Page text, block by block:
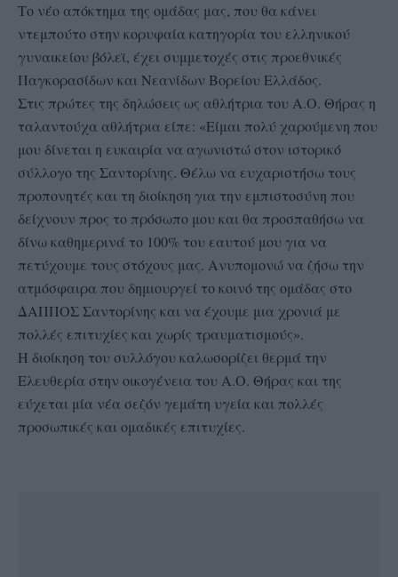
Το νέο απόκτημα της ομάδας μας, που θα κάνει
ντεμπούτο στην κορυφαία κατηγορία του ελληνικού
γυναικείου βόλεϊ, έχει συμμετοχές στις προεθνικές
Παγκορασίδων και Νεανίδων Βορείου Ελλάδος.
Στις πρώτες της δηλώσεις ως αθλήτρια του Α.Ο. Θήρας η
ταλαντούχα αθλήτρια είπε: «Είμαι πολύ χαρούμενη που
μου δίνεται η ευκαιρία να αγωνιστώ στον ιστορικό
σύλλογο της Σαντορίνης. Θέλω να ευχαριστήσω τους
προπονητές και τη διοίκηση για την εμπιστοσύνη που
δείχνουν προς το πρόσωπο μου και θα προσπαθήσω να
δίνω καθημερινά το 100% του εαυτού μου για να
πετύχουμε τους στόχους μας. Ανυπομονώ να ζήσω την
ατμόσφαιρα που δημιουργεί το κοινό της ομάδας στο
ΔΑΠΠΟΣ Σαντορίνης και να έχουμε μια χρονιά με
πολλές επιτυχίες και χωρίς τραυματισμούς».
Η διοίκηση του συλλόγου καλωσορίζει θερμά την
Ελευθερία στην οικογένεια του Α.Ο. Θήρας και της
εύχεται μία νέα σεζόν γεμάτη υγεία και πολλές
προσωπικές και ομαδικές επιτυχίες.